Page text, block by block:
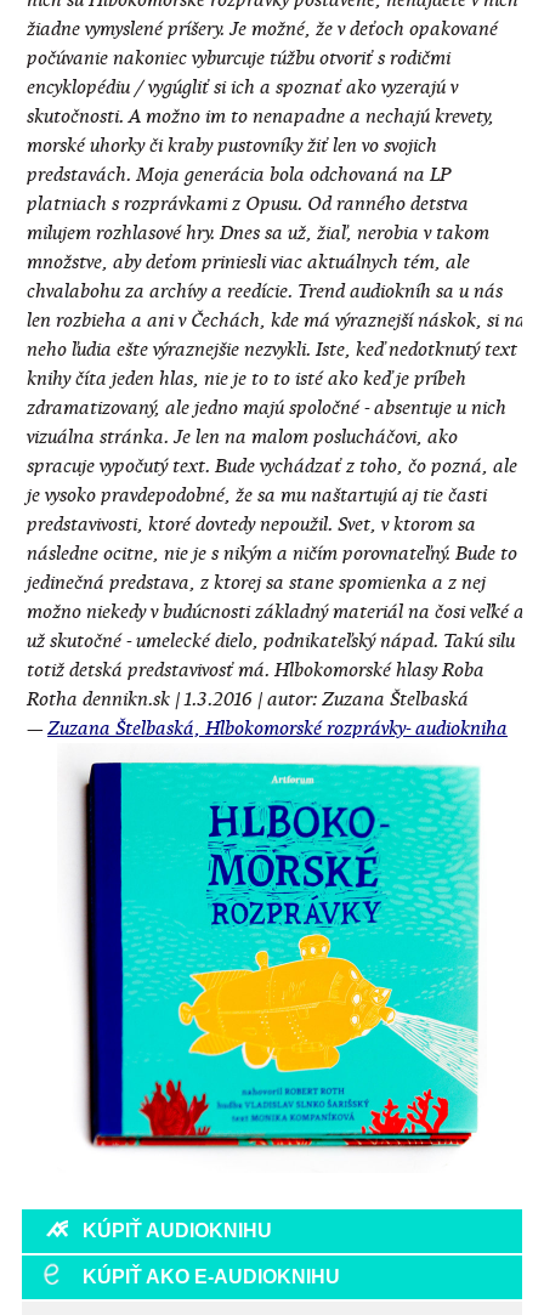
žiadne vymyslené príšery. Je možné, že v deťoch opakované
počúvanie nakoniec vyburcuje túžbu otvoriť s rodičmi
encyklopédiu / vygúgliť si ich a spoznať ako vyzerajú v
skutočnosti. A možno im to nenapadne a nechajú krevety,
morské uhorky či kraby pustovníky žiť len vo svojich
predstavách. Moja generácia bola odchovaná na LP
platniach s rozprávkami z Opusu. Od ranného detstva
milujem rozhlasové hry. Dnes sa už, žiaľ, nerobia v takom
množstve, aby deťom priniesli viac aktuálnych tém, ale
chvalabohu za archívy a reedície. Trend audiokníh sa u nás
len rozbieha a ani v Čechách, kde má výraznejší náskok, si na
neho ľudia ešte výraznejšie nezvykli. Iste, keď nedotknutý text
knihy číta jeden hlas, nie je to to isté ako keď je príbeh
zdramatizovaný, ale jedno majú spoločné - absentuje u nich
vizuálna stránka. Je len na malom poslucháčovi, ako
spracuje vypočutý text. Bude vychádzať z toho, čo pozná, ale
je vysoko pravdepodobné, že sa mu naštartujú aj tie časti
predstavivosti, ktoré dovtedy nepoužil. Svet, v ktorom sa
následne ocitne, nie je s nikým a ničím porovnateľný. Bude to
jedinečná predstava, z ktorej sa stane spomienka a z nej
možno niekedy v budúcnosti základný materiál na čosi veľké a
už skutočné - umelecké dielo, podnikateľský nápad. Takú silu
totiž detská predstavivosť má. Hlbokomorské hlasy Roba
Rotha dennikn.sk | 1.3.2016 | autor: Zuzana Štelbaská
—Zuzana Štelbaská, Hlbokomorské rozprávky- audiokniha
KÚPIŤ AUDIOKNIHU
KÚPIŤ AKO E-AUDIOKNIHU